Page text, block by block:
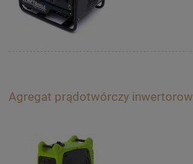
Agregat prądotwórczy